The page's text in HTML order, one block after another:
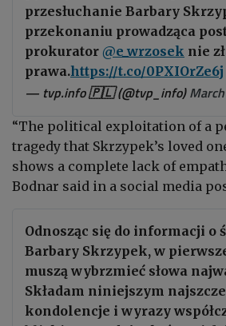
przesłuchanie Barbary
przekonaniu prowadząca
prokurator @e_wrzosek nie
prawa.https://t.co/0PXIOrZe6j
— tvp.info 🇵🇱 (@tvp_info)
“The political exploitation of a
tragedy that Skrzypek’s loved
shows a complete lack of
Bodnar said in a social media
Odnosząc się do informacji o
Barbary Skrzypek, w
muszą wybrzmieć słowa
Składam niniejszym
kondolencje i wyrazy